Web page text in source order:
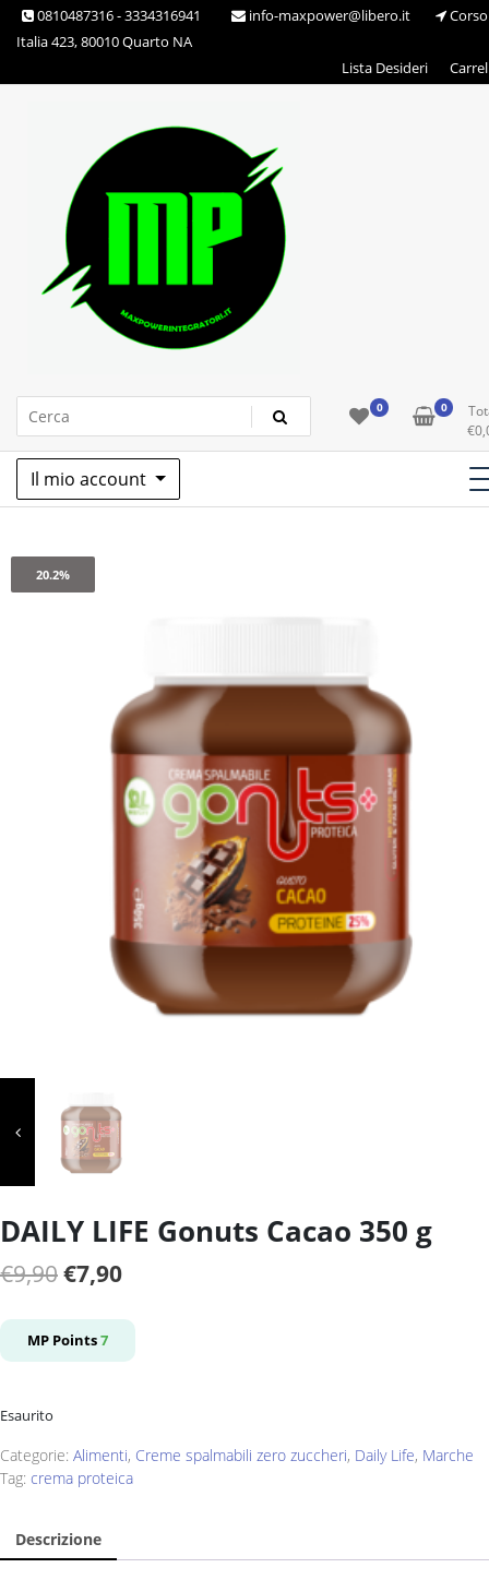
Skip 0810487316 - 3334316941 info-maxpower@libero.it
Corso
Italia 423, 80010 Quarto NA
Lista Desideri
Max Power Integratori 0 0
€
Il mio account
20.2%
DAILY LIFE Gonuts Cacao 350 g
€9,90Il
originale
€7,90Il
MP Points7
Esaurito
Categorie: Alimenti, Creme spalmabili zero zuccheri, Daily Life, Marche
Tag: crema proteica
Descrizione